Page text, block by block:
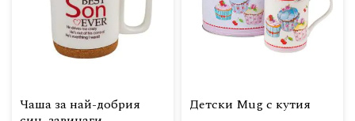
Чаша за най-добрия
Детски Mug с кутия